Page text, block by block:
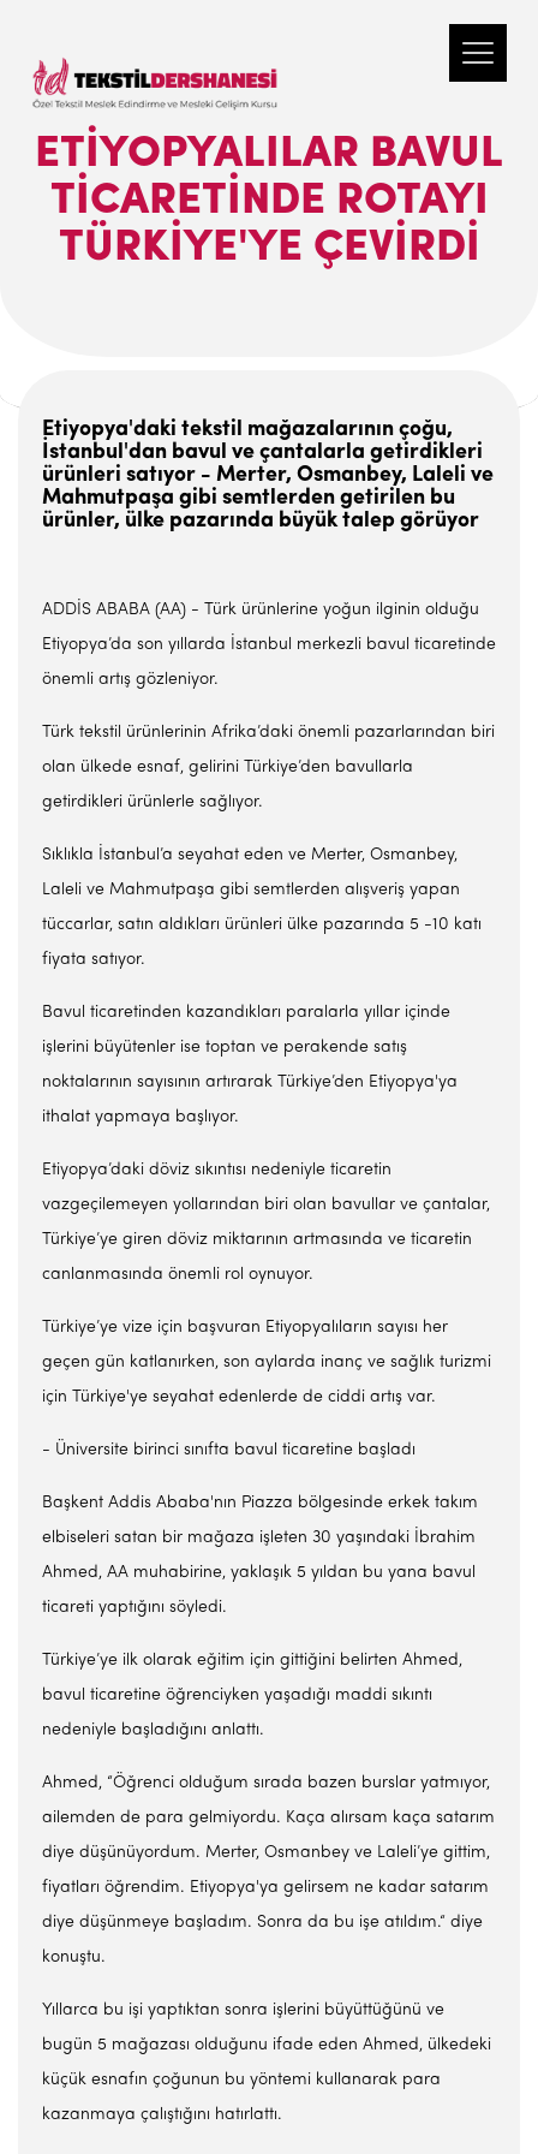
ETIYOPYALILAR BAVUL
TICARETINDE ROTAYI
TÜRKIYE'YE ÇEVIRDI
Etiyopya'daki tekstil mağazalarının çoğu,
İstanbul'dan bavul ve çantalarla getirdikleri
ürünleri satıyor - Merter, Osmanbey, Laleli ve
Mahmutpaşa gibi semtlerden getirilen bu
ürünler, ülke pazarında büyük talep görüyor
ADDİS ABABA (AA) - Türk ürünlerine yoğun ilginin olduğu
Etiyopya’da son yıllarda İstanbul merkezli bavul ticaretinde
önemli artış gözleniyor.
Türk tekstil ürünlerinin Afrika’daki önemli pazarlarından biri
olan ülkede esnaf, gelirini Türkiye’den bavullarla
getirdikleri ürünlerle sağlıyor.
Sıklıkla İstanbul’a seyahat eden ve Merter, Osmanbey,
Laleli ve Mahmutpaşa gibi semtlerden alışveriş yapan
tüccarlar, satın aldıkları ürünleri ülke pazarında 5 -10 katı
fiyata satıyor.
Bavul ticaretinden kazandıkları paralarla yıllar içinde
işlerini büyütenler ise toptan ve perakende satış
noktalarının sayısının artırarak Türkiye’den Etiyopya'ya
ithalat yapmaya başlıyor.
Etiyopya’daki döviz sıkıntısı nedeniyle ticaretin
vazgeçilemeyen yollarından biri olan bavullar ve çantalar,
Türkiye’ye giren döviz miktarının artmasında ve ticaretin
canlanmasında önemli rol oynuyor.
Türkiye’ye vize için başvuran Etiyopyalıların sayısı her
geçen gün katlanırken, son aylarda inanç ve sağlık turizmi
için Türkiye'ye seyahat edenlerde de ciddi artış var.
- Üniversite birinci sınıfta bavul ticaretine başladı
Başkent Addis Ababa'nın Piazza bölgesinde erkek takım
elbiseleri satan bir mağaza işleten 30 yaşındaki İbrahim
Ahmed, AA muhabirine, yaklaşık 5 yıldan bu yana bavul
ticareti yaptığını söyledi.
Türkiye’ye ilk olarak eğitim için gittiğini belirten Ahmed,
bavul ticaretine öğrenciyken yaşadığı maddi sıkıntı
nedeniyle başladığını anlattı.
Ahmed, “Öğrenci olduğum sırada bazen burslar yatmıyor,
ailemden de para gelmiyordu. Kaça alırsam kaça satarım
diye düşünüyordum. Merter, Osmanbey ve Laleli’ye gittim,
fiyatları öğrendim. Etiyopya'ya gelirsem ne kadar satarım
diye düşünmeye başladım. Sonra da bu işe atıldım.“ diye
konuştu.
Yıllarca bu işi yaptıktan sonra işlerini büyüttüğünü ve
bugün 5 mağazası olduğunu ifade eden Ahmed, ülkedeki
küçük esnafın çoğunun bu yöntemi kullanarak para
kazanmaya çalıştığını hatırlattı.